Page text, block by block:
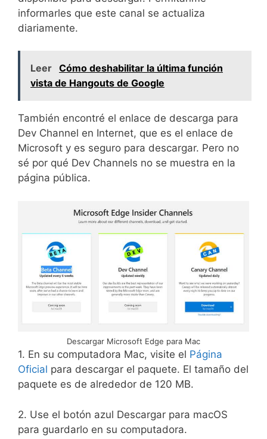
informarles que este canal se actualiza
diariamente.
Leer Cómo deshabilitar la última función
vista de Hangouts de Google
También encontré el enlace de descarga para
Dev Channel en Internet, que es el enlace de
Microsoft y es seguro para descargar. Pero no
sé por qué Dev Channels no se muestra en la
página pública.
Descargar Microsoft Edge para Mac
1. En su computadora Mac, visite el Página
Oficial para descargar el paquete. El tamaño del
paquete es de alrededor de 120 MB.
2. Use el botón azul Descargar para macOS
para guardarlo en su computadora.